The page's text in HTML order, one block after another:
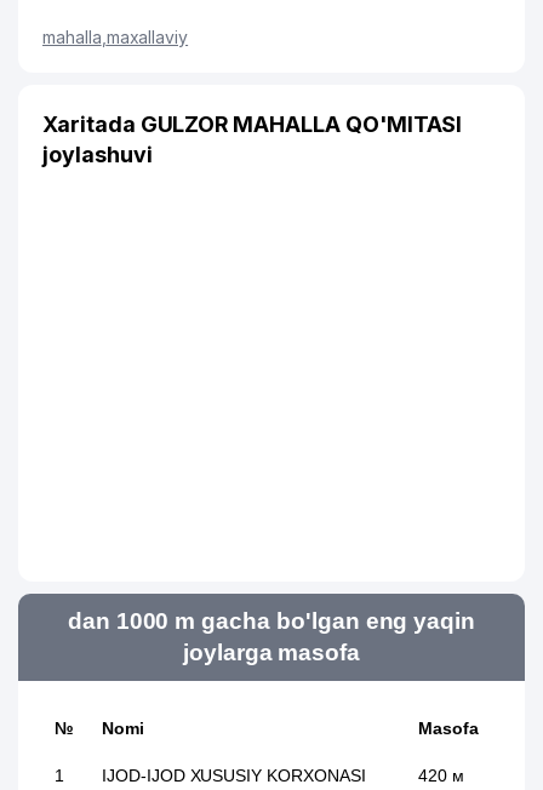
mahalla maxallaviy
Xaritada GULZOR MAHALLA QO'MITASI
joylashuvi
dan 1000 m gacha bo'lgan eng yaqin
joylarga masofa
№ Nomi Masofa
1 IJOD-IJOD XUSUSIY KORXONASI 420 м